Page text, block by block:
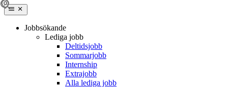
Jobbsökande
Lediga jobb
Deltidsjobb
Sommarjobb
Internship
Extrajobb
Alla lediga jobb